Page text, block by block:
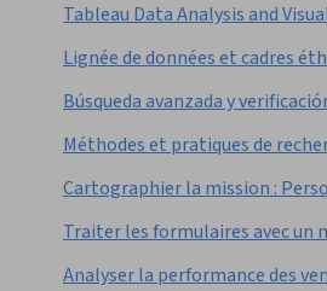
Tableau Data Analysis and
Lignée de données et cadres
Búsqueda avanzada y
Méthodes et pratiques de
Cartographier la mission :
Traiter les formulaires avec un
Analyser la performance des